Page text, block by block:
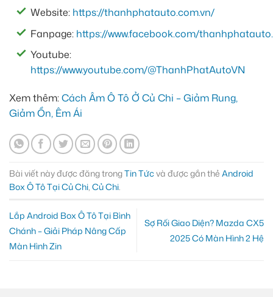
Website: https://thanhphatauto.com.vn/
Fanpage: https://www.facebook.com/
Youtube:
https://www.youtube.com/@ThanhPhatAutoVN
Xem thêm:Cách Âm Ô Tô Ở Củ Chi – Giảm Rung,
Giảm Ồn, Êm Ái
Bài viết này được đăng trongTin Tứcvà được gắn thẻ Android
Box Ô Tô Tại Củ Chi, Củ Chi.
Lắp Android Box Ô Tô Tại Bình
Chánh – Giải Pháp Nâng Cấp
Màn Hình Zin
Sợ Rối Giao Diện? Mazda CX5
2025 Có Màn Hình 2 Hệ